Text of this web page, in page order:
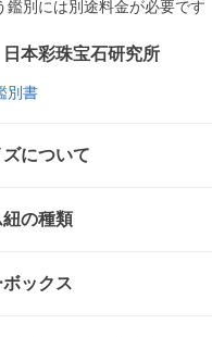
別には別途料金が必要です
本彩珠宝石研究所
別書
について
の種類
ックス